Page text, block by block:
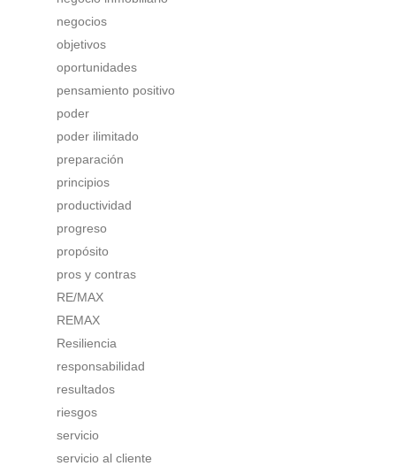
negocios
objetivos
oportunidades
pensamiento positivo
poder
poder ilimitado
preparación
principios
productividad
progreso
propósito
pros y contras
RE/MAX
REMAX
Resiliencia
responsabilidad
resultados
riesgos
servicio
servicio al cliente